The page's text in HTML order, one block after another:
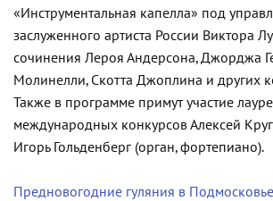
«Инструментальная капелла» под
заслуженного артиста России Виктора
сочинения Лероя Андерсона, Джорджа
Молинелли, Скотта Джоплина и других
Также в программе примут участие
международных конкурсов Алексей
Игорь Гольденберг (орган, фортепиано).
Предновогодние гуляния в